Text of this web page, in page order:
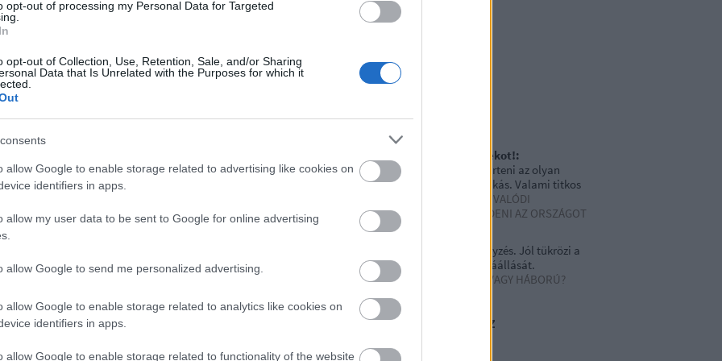
opt-out of processing my Personal Data for Targeted
opt-out of Collection, Use, Retention, Sale, and/or Sharing
Data that Is Unrelated with the Purposes for which it
allow Google to enable storage related to advertising like cookies on
identifiers in apps.
allow my user data to be sent to Google for online advertising
allow Google to send me personalized advertising.
allow Google to enable storage related to analytics like cookies on
identifiers in apps.
allow Google to enable storage related to functionality of the website
függetlenül azt érezze, hogy Magyarország
Nem szabad azt éreznünk, hogy a hazánkban
a motivációnk erős maradjon az itthoni cselekvésre?
kézbe vétele, a mindezek megvalósításához szükséges
foglalkozhassunk, elengedhetetlen a szabad sajtó,
kizáró megfélemlítésmentes légkör.
Ez azonban új és friss látásmódok beengedése nélkül
szakemberek és az új ötletekkel előálló fiatalok
olyan inspiráló közélet, amely épít az értékes
Kezdjük el mi és most!
KELL
2020 június
2020 május
Friss topikok
Több cseszlovák filmvígjátékot!:
@Hauptrichter2: Nehéz megérteni az olyan
politikai kibiceket, mint Pálinkás. Valami titkos
A VALÓDI
VESZÉLYEKTŐL KELL MEGVÉDENI AZ ORSZÁGOT
ÉS AZ EMBEREKET
Nagyszerű bejegyzés. Jól tükrözi a
"Hegylakó" attitűdjét és hozzáállását.
2020.04.24. 08:10 JÁRVÁNY VAGY HÁBORÚ?
Facebook oldaldoboz